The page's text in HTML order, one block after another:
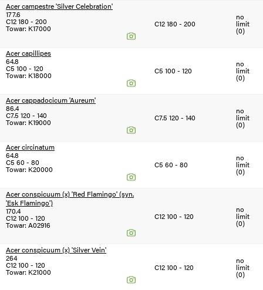
Acer campestre 'Silver Celebration'
177.6
C12 180 - 200
Towar: K17000 C12 180 - 200
no
limit
(0)
Acer capillipes
64.8
C5 100 - 120
Towar: K18000 C5 100 - 120
no
limit
(0)
Acer cappadocicum 'Aureum'
86.4
C7.5 120 - 140
Towar: K19000 C7.5 120 - 140
no
limit
(0)
Acer circinatum
64.8
C5 60 - 80
Towar: K20000 C5 60 - 80
no
limit
(0)
Acer conspicuum (x) 'Red Flamingo' (syn.
'Esk Flamingo')
170.4
C12 100 - 120
Towar: A02916
C12 100 - 120
no
limit
(0)
Acer conspicuum (x) 'Silver Vein'
264
C12 100 - 120
Towar: K21000 C12 100 - 120
no
limit
(0)